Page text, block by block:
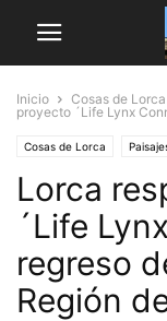
Inicio Cosas de Lorca
proyecto ´Life Lynx
Cosas de Lorca
Lorca
´Life
regreso
Región